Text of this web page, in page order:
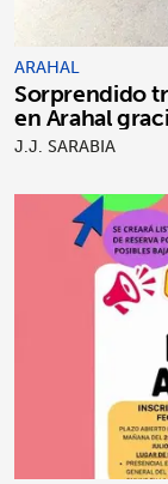
ARAHAL
Sorprendido
en Arahal
J.J. SARABIA